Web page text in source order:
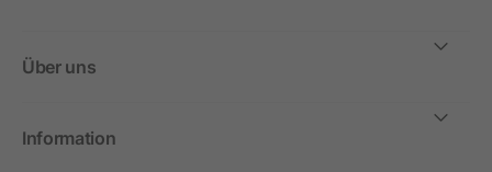
Über uns
Information